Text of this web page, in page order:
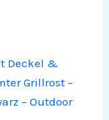
Deckel &
Grillrost –
– Outdoor